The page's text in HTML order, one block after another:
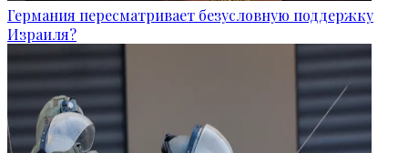
Германия пересматривает безусловную поддержку
Израиля?